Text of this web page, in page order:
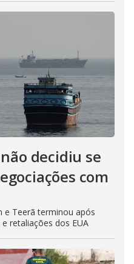
decidiu se
com
e Teerã terminou após
retaliações dos EUA